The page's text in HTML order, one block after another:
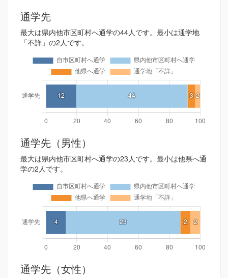
通学先
最大は県内他市区町村へ通学の44人です。最小は通学地
「不詳」の2人です。
通学先（男性）
最大は県内他市区町村へ通学の23人です。最小は他県へ通
学の2人です。
通学先（女性）